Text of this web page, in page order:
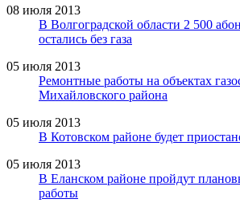
08 июля 2013
В Волгоградской области 2 500
остались без газа
05 июля 2013
Ремонтные работы на объектах
Михайловского района
05 июля 2013
В Котовском районе будет
05 июля 2013
В Еланском районе пройдут
работы